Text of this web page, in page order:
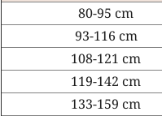
80-95 cm
93-116 cm
108-121 cm
119-142 cm
133-159 cm